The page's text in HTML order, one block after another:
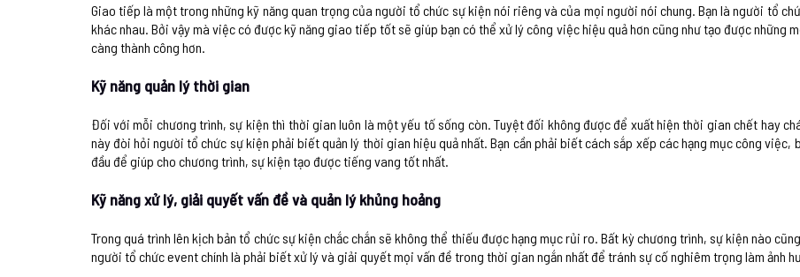
Giao tiếp là một trong những kỹ năng quan trọng của người tổ chức sự kiện nói riêng và của mọi người nói chung. Bạn là người tổ
khác nhau. Bởi vậy mà việc có được kỹ năng giao tiếp tốt sẽ giúp bạn có thể xử lý công việc hiệu quả hơn cũng như tạo được những
càng thành công hơn.
Kỹ năng quản lý thời gian
Đối với mỗi chương trình, sự kiện thì thời gian luôn là một yếu tố sống còn. Tuyệt đối không được để xuất hiện thời gian chết hay
này đòi hỏi người tổ chức sự kiện phải biết quản lý thời gian hiệu quả nhất. Bạn cần phải biết cách sắp xếp các hạng mục công
đầu để giúp cho chương trình, sự kiện tạo được tiếng vang tốt nhất.
Kỹ năng xử lý, giải quyết vấn đề và quản lý khủng hoảng
Trong quá trình lên kịch bản tổ chức sự kiện chắc chắn sẽ không thể thiếu được hạng mục rủi ro. Bất kỳ chương trình, sự kiện nào
người tổ chức event chính là phải biết xử lý và giải quyết mọi vấn đề trong thời gian ngắn nhất để tránh sự cố nghiêm trọng làm ảnh